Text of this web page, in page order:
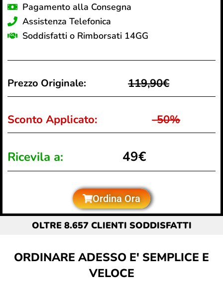
Pagamento alla Consegna
Assistenza Telefonica
Soddisfatti o Rimborsati 14GG
Prezzo Originale: 119,90€
Sconto Applicato: -50%
Ricevila a: 49€
Ordina Ora
OLTRE 8.657 CLIENTI SODDISFATTI
ORDINARE ADESSO E' SEMPLICE E
VELOCE